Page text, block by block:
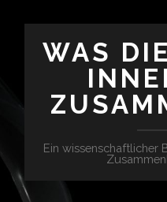
WAS
Ein wissenschaftlicher